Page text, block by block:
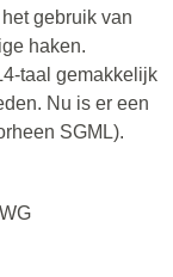
gebruik van
haken.
taal gemakkelijk
Nu is er een
SGML).